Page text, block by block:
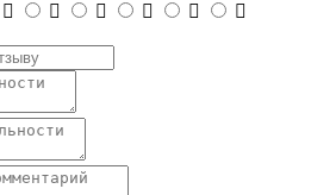
    
